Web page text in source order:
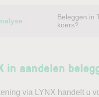
Beleggen in
koers?
in aandelen
via LYNX handelt u